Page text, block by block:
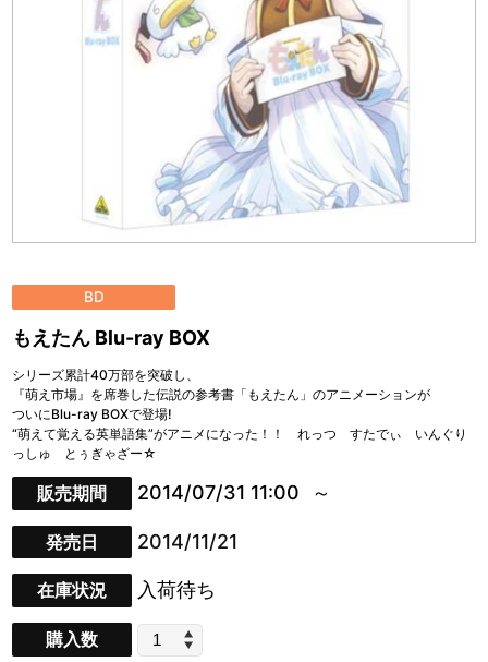
BD
もえたん Blu-ray BOX
シリーズ累計40万部を突破し、
『萌え市場』を席巻した伝説の参考書「もえたん」のアニメーションが
ついにBlu-ray BOXで登場!
“萌えて覚える英単語集”がアニメになった！！ れっつ すたでぃ いんぐり
っしゅ とぅぎゃざー☆
販売期間 2014/07/31 11:00
発売日 2014/11/21
在庫状況 入荷待ち
購入数